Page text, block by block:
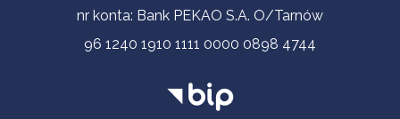
nr konta: Bank PEKAO S.A. O/Tarnów
96 1240 1910 1111 0000 0898 4744